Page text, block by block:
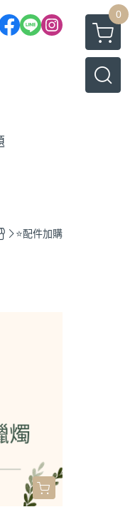
0
⭐️配件加購